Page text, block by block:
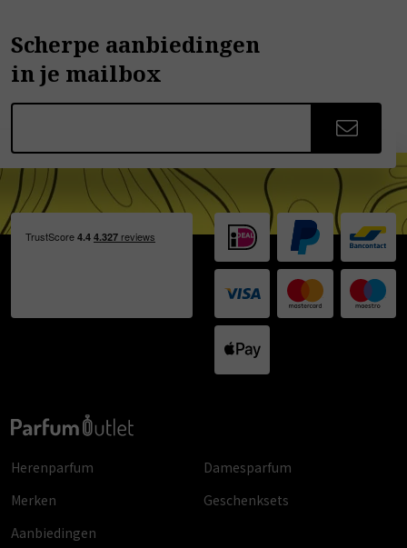
Scherpe aanbiedingen
in je mailbox
Herenparfum
Damesparfum
Merken
Geschenksets
Aanbiedingen